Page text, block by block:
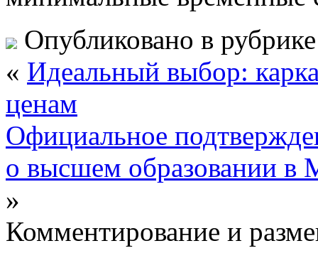
Опубликовано в
« Идеальный выбор:
ценам
Официальное
о высшем образовании в
»
Комментирование и